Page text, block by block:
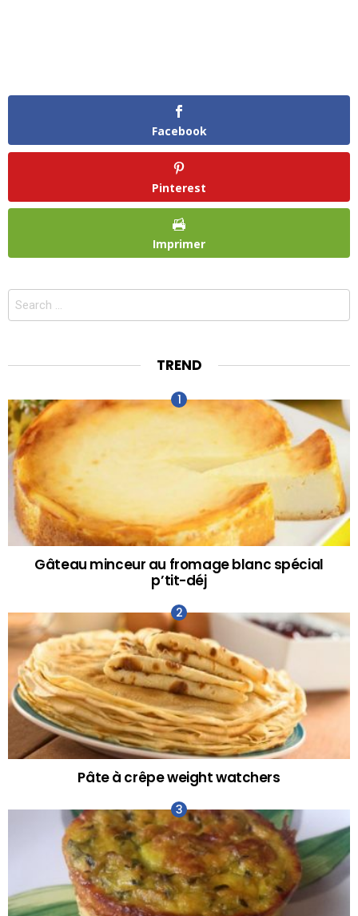
Facebook
Pinterest
Imprimer
Search
TREND
Gâteau minceur au fromage blanc spécial
p’tit-déj
Pâte à crêpe weight watchers